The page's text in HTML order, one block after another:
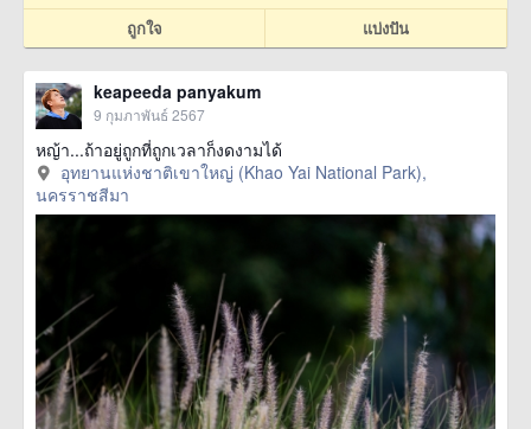
ถูกใจ แบ่งปัน
keapeeda panyakum
9 กุมภาพันธ์ 2567
หญ้า...ถ้าอยู่ถูกที่ถูกเวลาก็งดงามได้
อุทยานแห่งชาติเขาใหญ่ (Khao Yai National Park),
นครราชสีมา